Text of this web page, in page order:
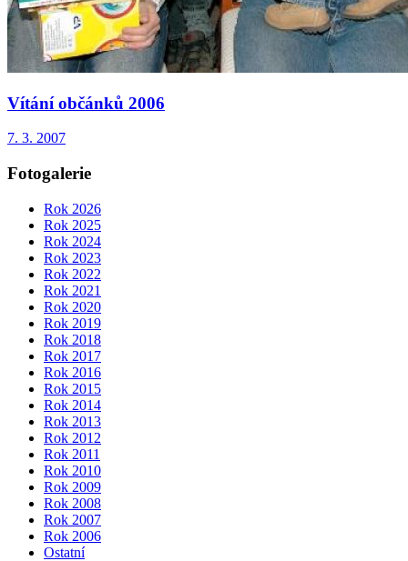
Vítání občánků 2006
7. 3. 2007
Fotogalerie
Rok 2026
Rok 2025
Rok 2024
Rok 2023
Rok 2022
Rok 2021
Rok 2020
Rok 2019
Rok 2018
Rok 2017
Rok 2016
Rok 2015
Rok 2014
Rok 2013
Rok 2012
Rok 2011
Rok 2010
Rok 2009
Rok 2008
Rok 2007
Rok 2006
Ostatní